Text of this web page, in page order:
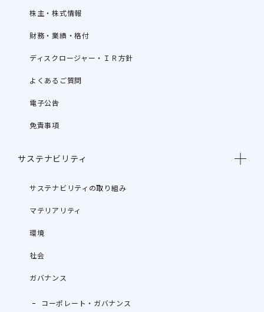
株主・株式情報
財務・業績・格付
ディスクロージャー・ＩＲ方針
よくあるご質問
電子公告
免責事項
サステナビリティ
サステナビリティの取り組み
マテリアリティ
環境
社会
ガバナンス
コーポレート・ガバナンス